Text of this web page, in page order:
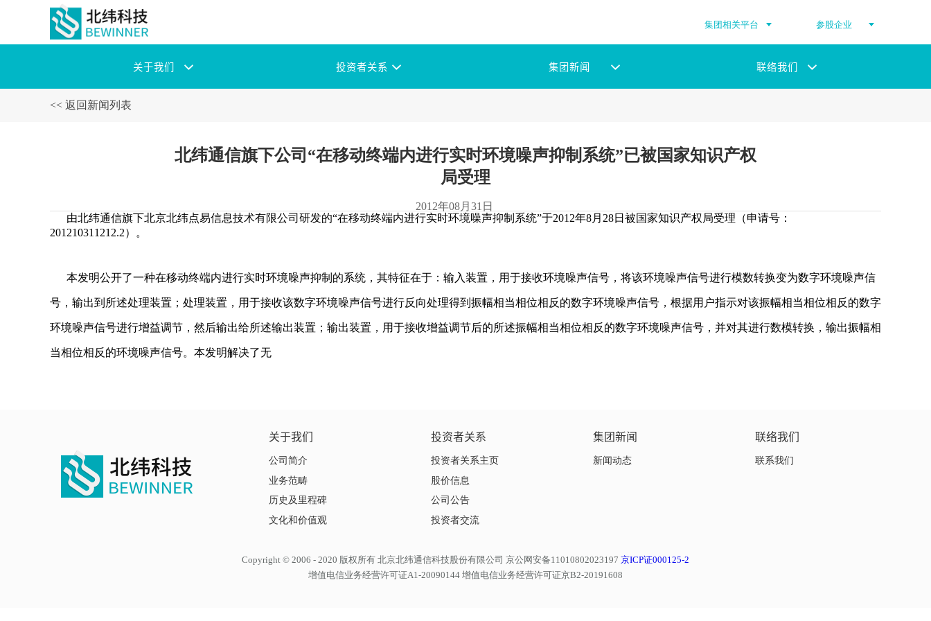
集团相关平台 参股企业
关于我们 投资者关系 集团新闻 联络我们
<< 返回新闻列表
北纬通信旗下公司“在移动终端内进行实时环境噪声抑制系统”已被国家知识产权
局受理
2012年08月31日
由北纬通信旗下北京北纬点易信息技术有限公司研发的“在移动终端内进行实时环境噪声抑制系统”于2012年8月28日被国家知识产权局受理（申请号：
201210311212.2）。
本发明公开了一种在移动终端内进行实时环境噪声抑制的系统，其特征在于：输入装置，用于接收环境噪声信号，将该环境噪声信号进行模数转换变为数字环境噪声信
号，输出到所述处理装置；处理装置，用于接收该数字环境噪声信号进行反向处理得到振幅相当相位相反的数字环境噪声信号，根据用户指示对该振幅相当相位相反的数字
环境噪声信号进行增益调节，然后输出给所述输出装置；输出装置，用于接收增益调节后的所述振幅相当相位相反的数字环境噪声信号，并对其进行数模转换，输出振幅相
当相位相反的环境噪声信号。本发明解决了无
关于我们
公司简介
业务范畴
历史及里程碑
文化和价值观
投资者关系
投资者关系主页
股价信息
公司公告
投资者交流
集团新闻
新闻动态
联络我们
联系我们
Copyright © 2006 - 2020 版权所有 北京北纬通信科技股份有限公司 京公网安备11010802023197 京ICP证000125-2
增值电信业务经营许可证A1-20090144 增值电信业务经营许可证京B2-20191608